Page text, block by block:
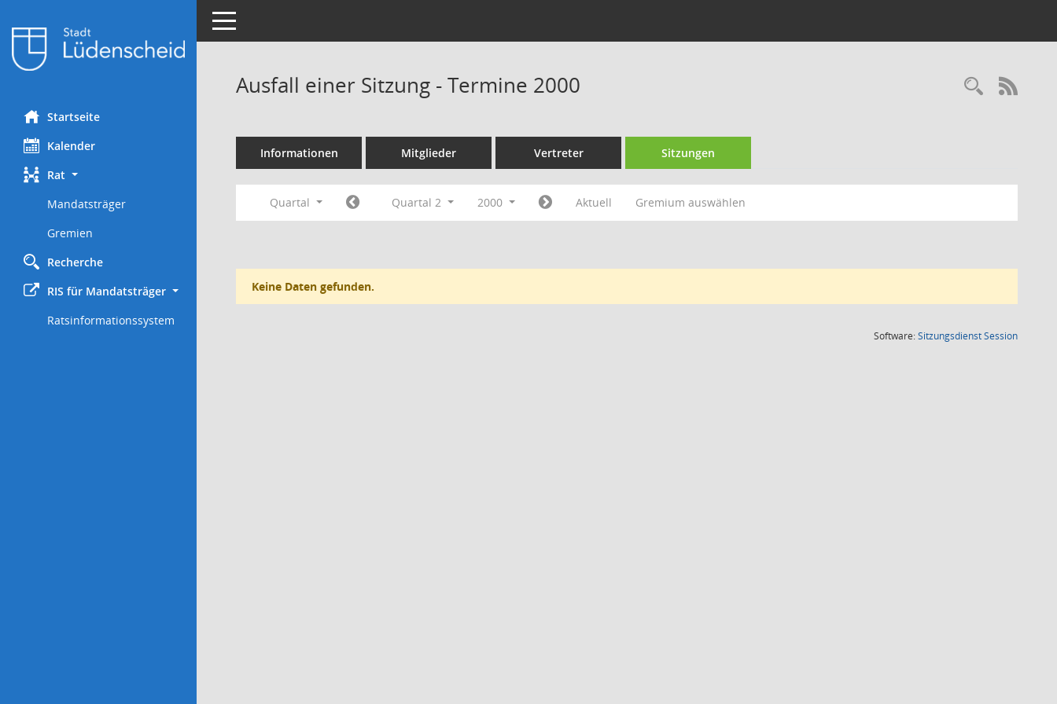
Startseite
Kalender
Rat
Mandatsträger
Gremien
Recherche
RIS für Mandatsträger
Ratsinformationssystem
Toggle navigation
Ausfall einer Sitzung - Termine 2000
Informationen Mitglieder Vertreter Sitzungen
Quartal Quartal 2 2000 Aktuell Gremium auswählen
Keine Daten gefunden.
Software:SitzungsdienstSession(Wird in